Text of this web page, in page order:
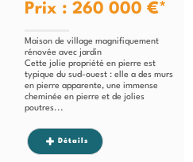
Prix : 260 000 €*
Maison de village magnifiquement
rénovée avec jardin
Cette jolie propriété en pierre est
typique du sud-ouest : elle a des murs
en pierre apparente, une immense
cheminée en pierre et de jolies
poutres...
Détails